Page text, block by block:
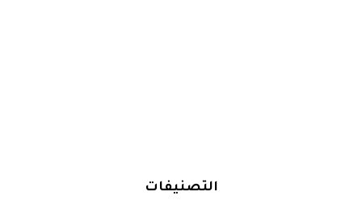
التصنيفات